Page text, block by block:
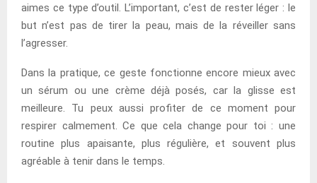
aimes ce type d’outil. L’important, c’est de rester léger : le
but n’est pas de tirer la peau, mais de la réveiller sans
l’agresser.
Dans la pratique, ce geste fonctionne encore mieux avec
un sérum ou une crème déjà posés, car la glisse est
meilleure. Tu peux aussi profiter de ce moment pour
respirer calmement. Ce que cela change pour toi : une
routine plus apaisante, plus régulière, et souvent plus
agréable à tenir dans le temps.